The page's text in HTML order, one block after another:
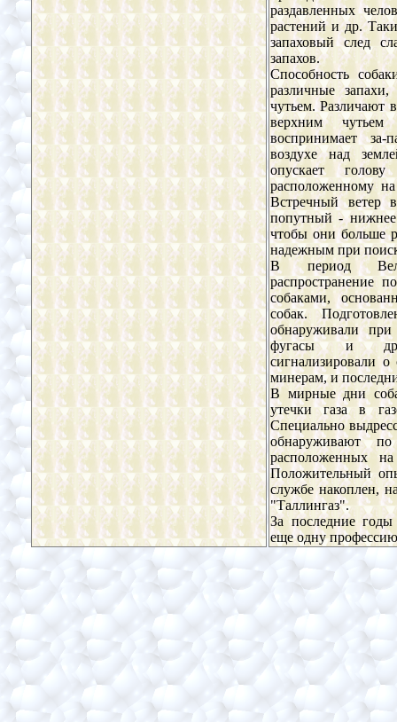
раздавленных
растений и др.
запаховый след
запахов.
Способность
различные
чутьем. Различают
верхним
воспринимает за-
воздухе над
опускает
расположенному
Встречный ветер
попутный -
чтобы они больше
надежным при
В период
распространение
собаками,
собак.
обнаруживали
фугасы и
сигнализировали
минерам, и
В мирные дни
утечки газа в
Специально
обнаруживают
расположенных
Положительный
службе накоплен,
"Таллингаз".
За последние
еще одну